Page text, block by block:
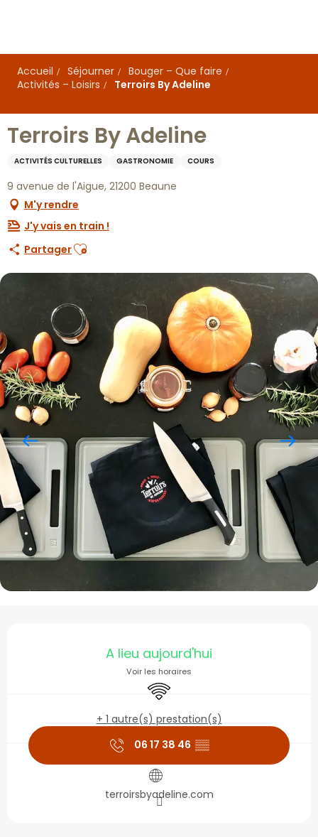
principal
Accueil
Séjourner
Bouger – Que faire
Activités – Loisirs
Terroirs By Adeline
Terroirs By Adeline
ACTIVITÉS CULTURELLES GASTRONOMIE COURS
9 avenue de l'Aigue, 21200 Beaune
M'y rendre
J'y vais en train !
PartagerAjouter aux favoris
Ouverture et
A lieu aujourd'hui
Voir les horaires
WiFi
+ 1 autre(s) prestation(s)
06 17 38 46 ▒▒
terroirsbyadeline.com